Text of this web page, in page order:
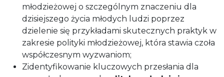
młodzieżowej o szczególnym znaczeniu dla
dzisiejszego życia młodych ludzi poprzez
dzielenie się przykładami skutecznych praktyk w
zakresie polityki młodzieżowej, która stawia czoła
współczesnym wyzwaniom;
Zidentyfikowanie kluczowych przesłania dla